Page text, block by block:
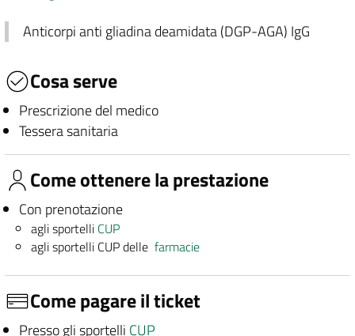
Anticorpi anti gliadina deamidata (DGP-AGA) IgG
Cosa serve
Prescrizione del medico
Tessera sanitaria
Come ottenere la prestazione
Con prenotazione
agli sportelli CUP
agli sportelli CUP dellefarmacie
Come pagare il ticket
Presso gli sportelli CUP